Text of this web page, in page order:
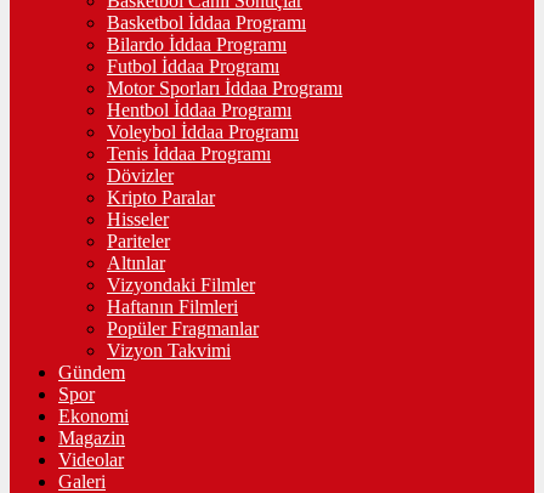
Basketbol İddaa Programı
Bilardo İddaa Programı
Futbol İddaa Programı
Motor Sporları İddaa Programı
Hentbol İddaa Programı
Voleybol İddaa Programı
Tenis İddaa Programı
Dövizler
Kripto Paralar
Hisseler
Pariteler
Altınlar
Vizyondaki Filmler
Haftanın Filmleri
Popüler Fragmanlar
Vizyon Takvimi
Gündem
Spor
Ekonomi
Magazin
Videolar
Galeri